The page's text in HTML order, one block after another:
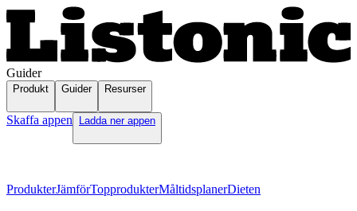
Guider
Produkt Guider Resurser
Skaffa appen Ladda ner appen
ProdukterJämförTopprodukterMåltidsplanerDieten